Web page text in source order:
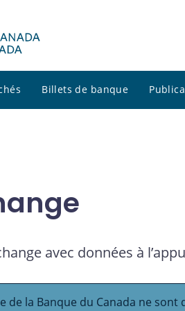
Billets de banque
avec données à
de la Banque du Canada ne